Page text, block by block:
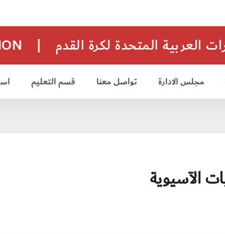
| العربية المتحدة لكرة القدم
مجلس الادارة تواصل معنا قسم التعليم
الآسيوية